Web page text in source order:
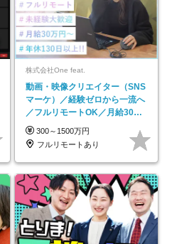
株式会社One feat.
動画・映像クリエイター（SNS
マーケ）／経験ゼロから一流へ
／フルリモートOK／月給30万
円～／年休130日以上
300～1500万円
フルリモートあり